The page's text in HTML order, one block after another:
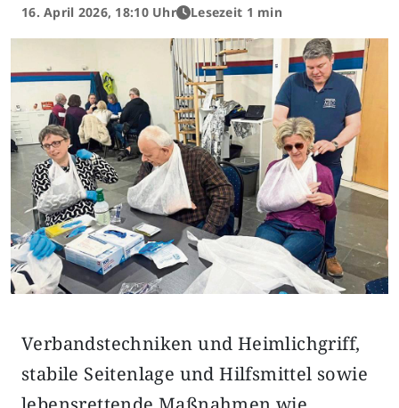
16. April 2026, 18:10 Uhr Lesezeit 1 min
Verbandstechniken und Heimlichgriff,
stabile Seitenlage und Hilfsmittel sowie